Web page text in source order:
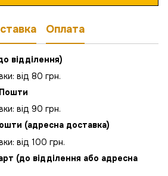
Оплата
відділення)
від 80 грн.
від 90 грн.
(адресна доставка)
від 100 грн.
(до відділення або адресна